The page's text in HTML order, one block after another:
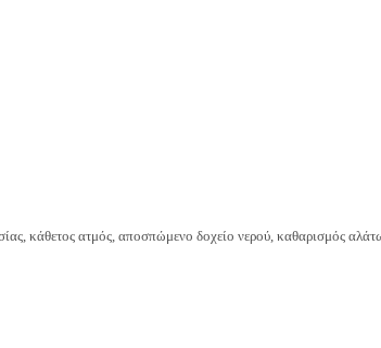
κάθετος ατμός, αποσπώμενο δοχείο νερού, καθαρισμός